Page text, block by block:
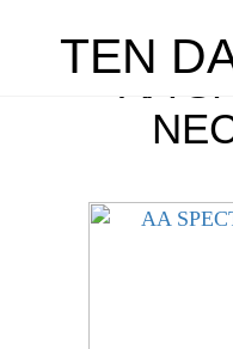
TEN
AA